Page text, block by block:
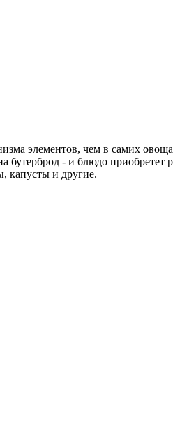
элементов, чем в самих
бутерброд - и блюдо приобретет
капусты и другие.